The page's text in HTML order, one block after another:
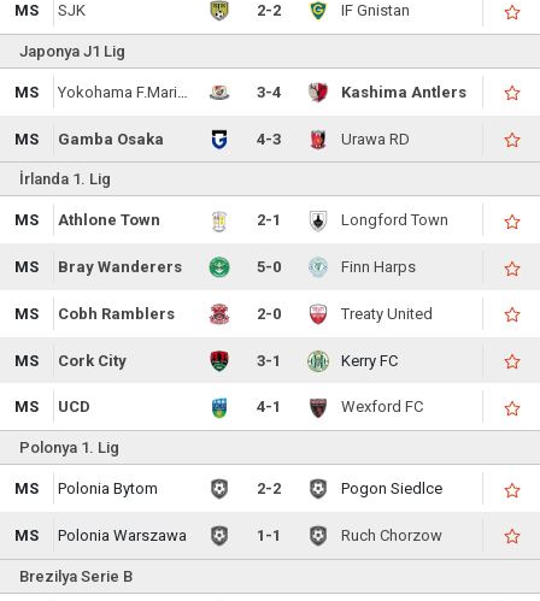
MS SJK 2-2 IF Gnistan
Japonya J1 Lig
MS 3-4 Kashima Antlers
MS Gamba Osaka 4-3 Urawa RD
İrlanda 1. Lig
MS Athlone Town 2-1 Longford Town
MS Bray Wanderers 5-0 Finn Harps
MS Cobh Ramblers 2-0 Treaty United
MS Cork City 3-1 Kerry FC
MS UCD 4-1 Wexford FC
Polonya 1. Lig
MS Polonia Bytom 2-2 Pogon Siedlce
MS Polonia Warszawa 1-1 Ruch Chorzow
Brezilya Serie B